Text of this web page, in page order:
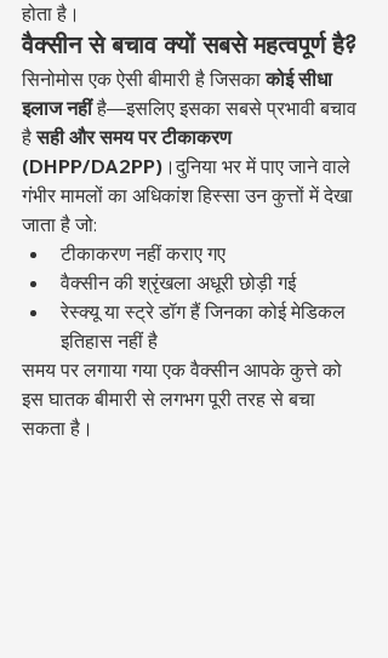
होता है।
वैक्सीन से बचाव क्यों सबसे महत्वपूर्ण है?
सिनोमोस एक ऐसी बीमारी है जिसका कोई सीधा
इलाज नहीं है—इसलिए इसका सबसे प्रभावी बचाव
है सही और समय पर टीकाकरण
(DHPP/DA2PP) ।दुनिया भर में पाए जाने वाले
गंभीर मामलों का अधिकांश हिस्सा उन कुत्तों में देखा
जाता है जो:
टीकाकरण नहीं कराए गए
वैक्सीन की श्रृंखला अधूरी छोड़ी गई
रेस्क्यू या स्ट्रे डॉग हैं जिनका कोई मेडिकल
इतिहास नहीं है
समय पर लगाया गया एक वैक्सीन आपके कुत्ते को
इस घातक बीमारी से लगभग पूरी तरह से बचा
सकता है।